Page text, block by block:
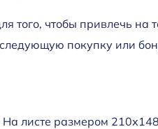
того, чтобы привлечь на
покупку или
листе размером